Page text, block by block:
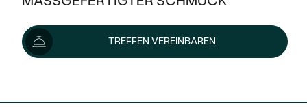
KLASSISCH
MIT MEHREREN DIAMANTEN
HALO
AUSVERKAUF
WENN SCHMUCK HILFT
NACH TYP
PLATIN
GOLD
SILBER
AUSVERKAUF
GOLD
TREFFEN VEREINBAREN
von 1 484 €
Lieferoptionen